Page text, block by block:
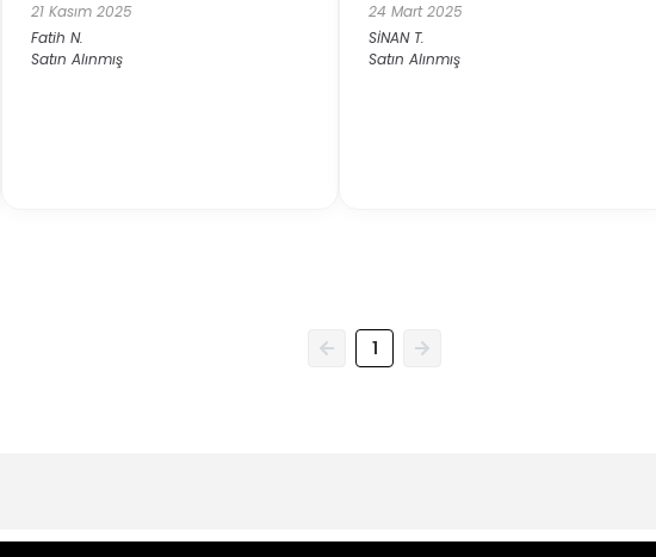
21 Kasım 2025
Fatih N.
Satın Alınmış
24 Mart 2025
SİNAN T.
Satın Alınmış
1